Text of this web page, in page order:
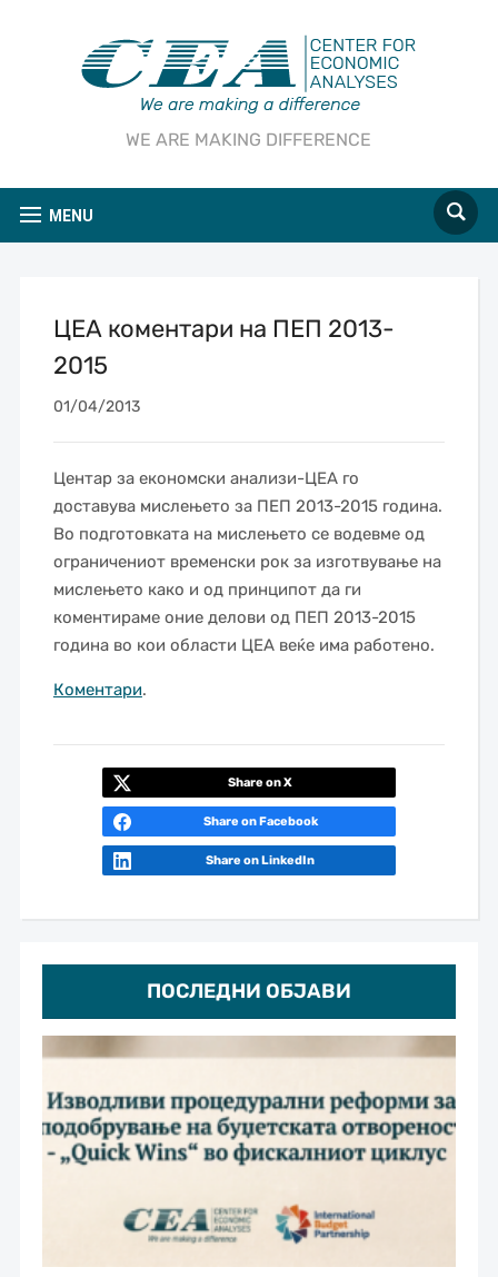
WE ARE MAKING DIFFERENCE
MENU
ПОСЛЕДНИ ОБЈАВИ
ЦЕА коментари на ПЕП 2013-
2015
01/04/2013
Центар за економски анализи-ЦЕА го
доставува мислењето за ПЕП 2013-2015 година.
Во подготовката на мислењето се водевме од
ограничениот временски рок за изготвување на
мислењето како и од принципот да ги
коментираме оние делови од ПЕП 2013-2015
година во кои области ЦЕА веќе има работено.
Коментари.
Share on X
Share on Facebook
Share on LinkedIn